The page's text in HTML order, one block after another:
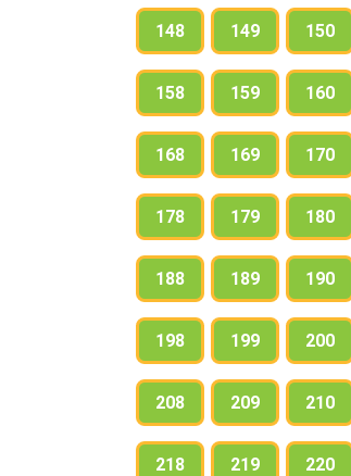
148 149 150
158 159 160
168 169 170
178 179 180
188 189 190
198 199 200
208 209 210
218 219 220